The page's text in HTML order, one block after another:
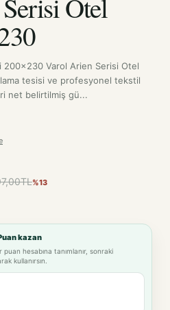
Otel
200x230 Varol Arien Serisi Otel
tesisi ve profesyonel tekstil
net belirtilmiş gü...
%13
kazan
puan hesabına tanımlanır, sonraki
kullanırsın.